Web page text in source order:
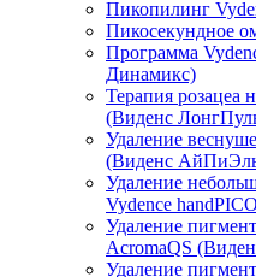
Пикопилинг
Пикосекундное
Программа
Динамикс)
Терапия розацеа
(Виденс
Удаление
(Виденс
Удаление
Vydence
Удаление
AcromaQS
Удаление